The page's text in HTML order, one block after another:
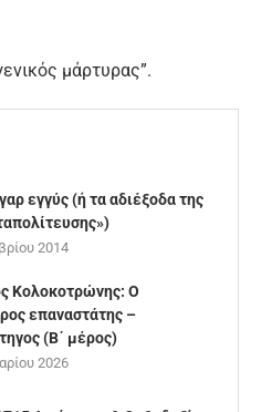
μάρτυρας”.
εγγύς (ή τα αδιέξοδα της
2014
Κολοκοτρώνης: Ο
επαναστάτης –
(B΄ μέρος)
2026